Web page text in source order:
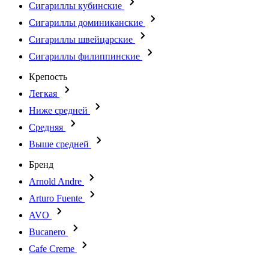
Сигариллы кубинские
Сигариллы доминиканские
Сигариллы швейцарские
Сигариллы филиппинские
Крепость
Легкая
Ниже средней
Средняя
Выше средней
Бренд
Arnold Andre
Arturo Fuente
AVO
Bucanero
Cafe Creme